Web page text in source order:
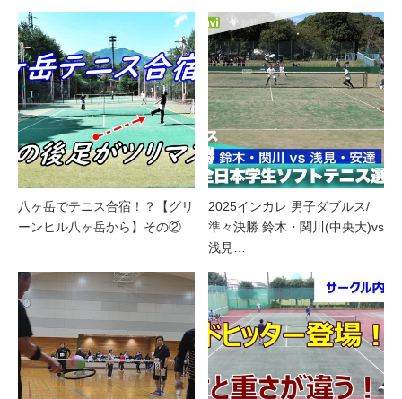
八ヶ岳でテニス合宿！？【グリ
ーンヒル八ヶ岳から】その②
2025インカレ 男子ダブルス/
準々決勝 鈴木・関川(中央大)vs
浅見…